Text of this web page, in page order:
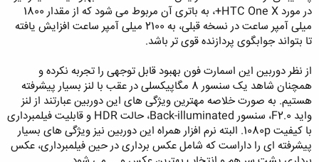
در مورد HTC One X+، به باتری آن مربوط می شود که از مقدار 1800
میلی آمپر ساعت در نسخه قبلی، به 2100 میلی آمپر ساعت افزایش یافته
تا بتواند جوابگوی پردازنده قوی تر باشد.
از نظر دوربین این اسمارت فون بهبود قابل توجهی را تجربه نکرده و
همچنان شاهد یک سنسور 8 مگاپیکسلی در عقب با لنز بسیار پیشرفته
هستیم. به صورت خلاصه مهترین ویژگی های این دوربین عبارتند از لنز
واید F2.0، سنسور Back-illuminated، حالت HDR و قابلیت فیلمبرداری
با کیفیت 1080p. البته نرم افزار همراه این دوربین نیز ویژگی های بسیار
پیشرفته ای را داراست که شامل عکس برداری در حین فیلمبرداری، عکس